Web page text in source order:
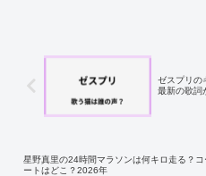
ゼスプリの
最新の歌詞
星野真里の24時間マラソンは何キロ走る？
ートはどこ？2026年